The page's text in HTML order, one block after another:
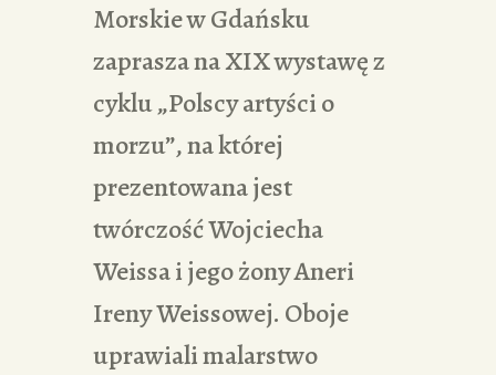
Morskie w Gdańsku
zaprasza na XIX wystawę z
cyklu „Polscy artyści o
morzu”, na której
prezentowana jest
twórczość Wojciecha
Weissa i jego żony Aneri
Ireny Weissowej. Oboje
uprawiali malarstwo